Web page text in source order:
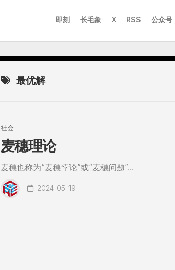
即刻 长毛象 X RSS 公众号
最优解
社会
麦穗理论
麦穗也称为“麦穗悖论”或“麦穗问题”...
2024-05-19